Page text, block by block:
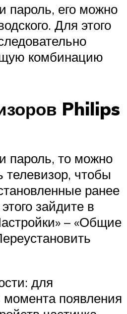
пароль, его можно
Для этого
комбинацию
Philips
пароль, то можно
телевизор, чтобы
ранее
зайдите в
– «Общие
для
появления